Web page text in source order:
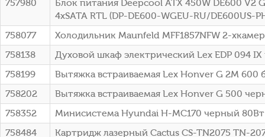
757980
Блок питания Deepcool ATX 450W DE600 V2
4xSATA RTL (DP-DE600-WGEU-RU/DE600US-
758077
Холодильник Maunfeld MFF1857NFW 2-
758138
Духовой шкаф электрический Lex EDP 094
758199
Вытяжка встраиваемая Lex Honver G 2M 600
758202
Вытяжка встраиваемая Lex Honver G 500
758352
Минисистема Hyundai H-MC170 черный 80Вт
758484
Картридж лазерный Cactus CS-TN2075 TN-